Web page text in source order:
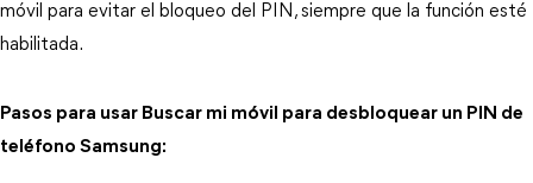
móvil para evitar el bloqueo del PIN, siempre que la función esté
habilitada.
Pasos para usar Buscar mi móvil para desbloquear un PIN de
teléfono Samsung: